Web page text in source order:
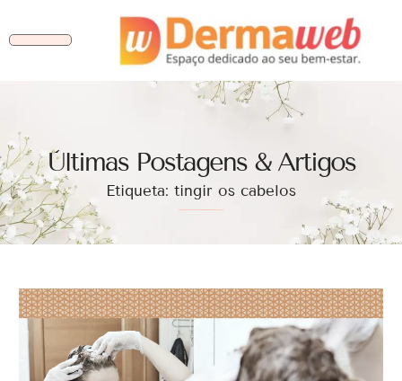
Ùltimas Postagens & Artigos
Etiqueta: tingir os cabelos